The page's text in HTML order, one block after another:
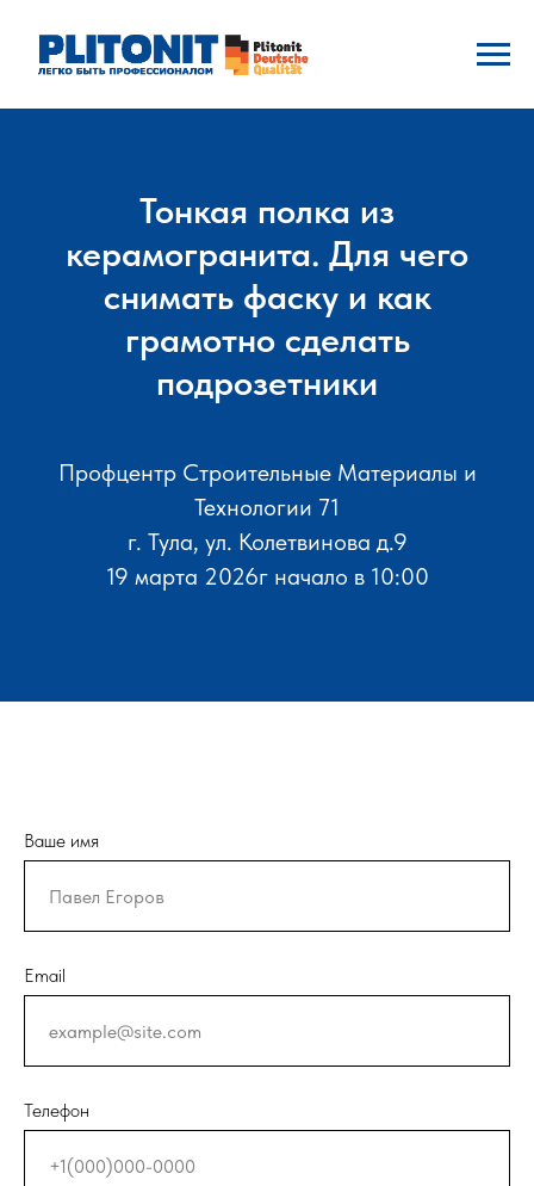
Тонкая полка из
керамогранита. Для чего
снимать фаску и как
грамотно сделать
подрозетники
Профцентр Строительные Материалы и
Технологии 71
г. Тула, ул. Колетвинова д.9
19 марта 2026г начало в 10:00
Ваше имя
Email
Телефон